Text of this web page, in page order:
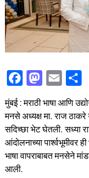
F
c
e
b
o
M
st
o
d
o
E
m
ai
l
h
मुंबई : मराठी भाषा आणि
मनसे अध्यक्ष मा. राज ठाकरे
सदिच्छा भेट घेतली. सध्या
आंदोलनाच्या पार्श्वभूमीवर
भाषा वापराबाबत मनसेने
आली.